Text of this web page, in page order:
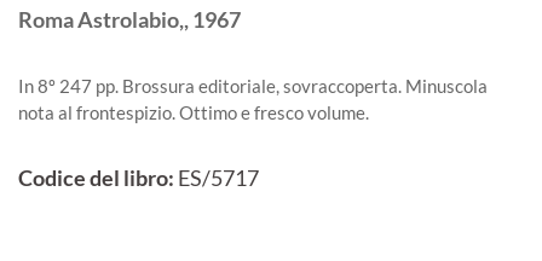
RomaAstrolabio,,1967
In 8º 247 pp. Brossura editoriale, sovraccoperta. Minuscola
nota al frontespizio. Ottimo e fresco volume.
Codice del libro: ES/5717